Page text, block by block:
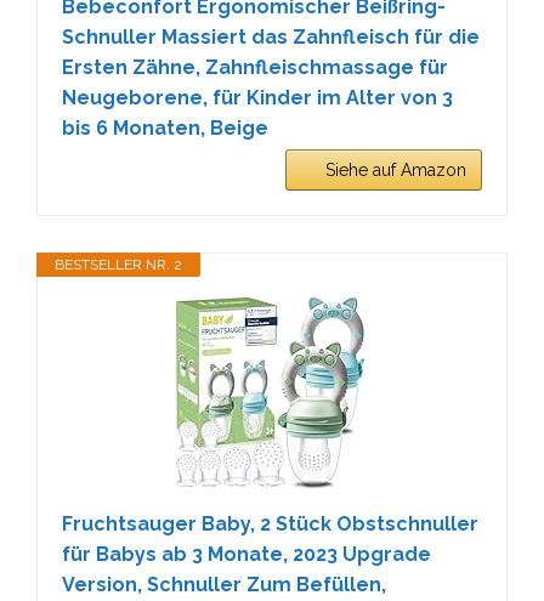
Bebeconfort Ergonomischer Beißring-
Schnuller Massiert das Zahnfleisch für die
Ersten Zähne, Zahnfleischmassage für
Neugeborene, für Kinder im Alter von 3
bis 6 Monaten, Beige
Siehe auf Amazon
BESTSELLER NR. 2
Fruchtsauger Baby, 2 Stück Obstschnuller
für Babys ab 3 Monate, 2023 Upgrade
Version, Schnuller Zum Befüllen,